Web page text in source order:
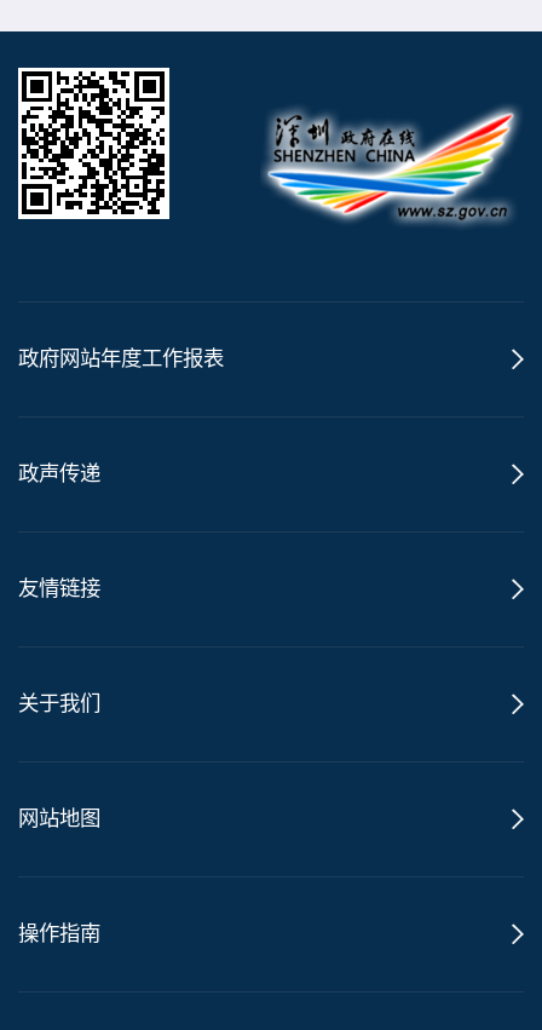
政府网站年度工作报表
政声传递
友情链接
关于我们
网站地图
操作指南